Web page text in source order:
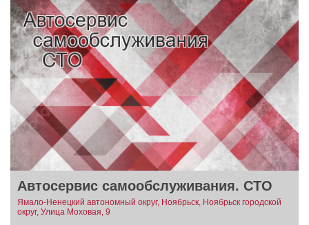
Автосервис самообслуживания. СТО
Ямало-Ненецкий автономный округ, Ноябрьск, Ноябрьск городской
округ, Улица Моховая, 9